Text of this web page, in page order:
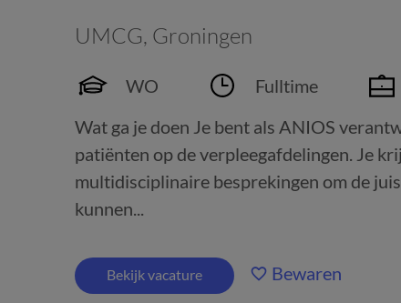
UMCG, Groningen
WO Fulltime
Wat ga je doen Je bent als ANIOS
patiënten op de verpleegafdelingen. Je
multidisciplinaire besprekingen om de
kunnen...
Bekijk vacature Bewaren